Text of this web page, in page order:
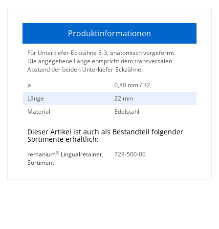
Produktinformationen
Für Unterkiefer-Eckzähne 3-3, anatomisch vorgeformt.
Die angegebene Länge entspricht dem transversalen
Abstand der beiden Unterkiefer-Eckzähne.
ø
0,80 mm / 32
Länge
22 mm
Material
Edelstahl
Dieser Artikel ist auch als Bestandteil folgender
Sortimente erhältlich:
remanium® Lingualretainer,
Sortiment
728-500-00